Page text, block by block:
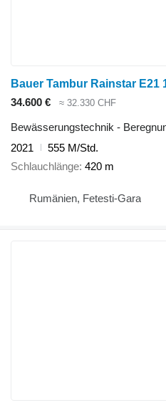
Bauer Tambur Rainstar E21
34.600 €
≈ 32.330 CHF
Bewässerungstechnik -
2021
555 M/Std.
Schlauchlänge 420 m
Rumänien, Fetesti-Gara